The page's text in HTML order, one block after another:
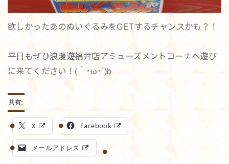
欲しかったあのぬいぐるみをGETするチャンスかも？！
平日もぜひ浪漫遊福井店アミューズメントコーナへ遊び
に来てください！(｀･ω･´)b
共有:
X Facebook
メールアドレス